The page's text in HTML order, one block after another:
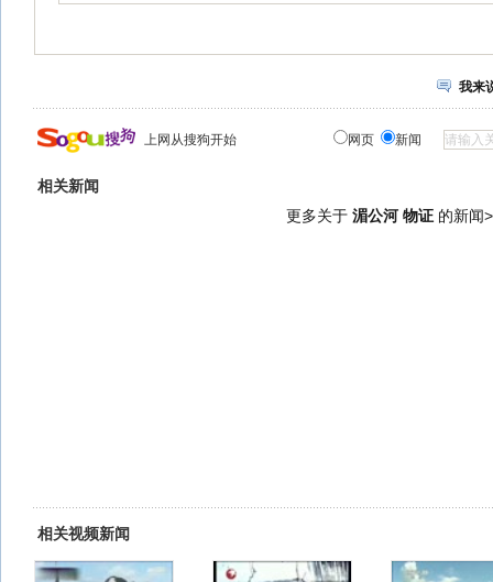
我来
上网从搜狗开始 网页 新闻
相关新闻
更多关于 湄公河 物证的新闻
相关视频新闻